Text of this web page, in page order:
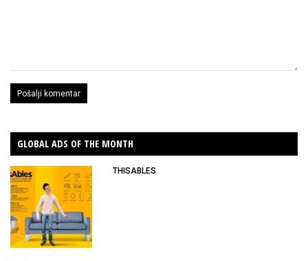
GLOBAL ADS OF THE MONTH
THISABLES